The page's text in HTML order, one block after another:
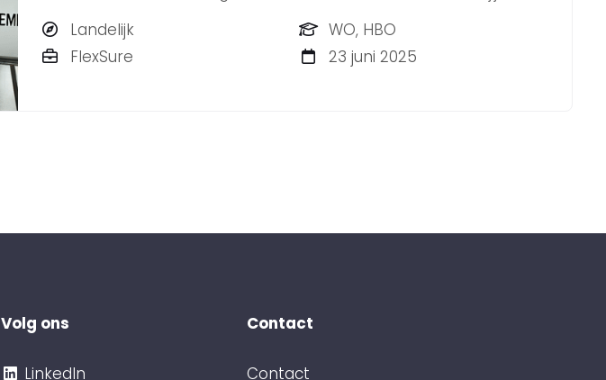
strategische denker die ook de handen uit de mouwen steekt?
BLYNKT zoekt een enthousiaste Adviseur Overheidscommunicatie.
Landelijk
WO, HBO
FlexSure
23 juni 2025
Volg ons
LinkedIn
Contact
Contact